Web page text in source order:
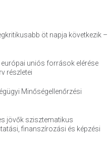
öt napja következik –
uniós források elérése
részletei
Minőségellenőrzési
jövők szisztematikus
finanszírozási és képzési